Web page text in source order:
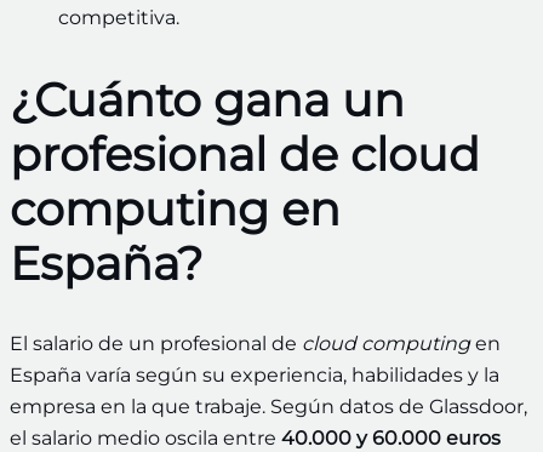
competitiva.
¿Cuánto gana un
profesional de cloud
computing en
España?
El salario de un profesional de cloud computingen
España varía según su experiencia, habilidades y la
empresa en la que trabaje. Según datos de Glassdoor,
el salario medio oscila entre 40.000 y 60.000 euros